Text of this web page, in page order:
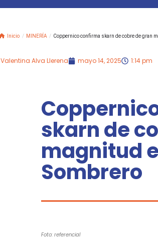
Inicio / MINERÍA / Coppernico confirma skarn de cobre de gran
Valentina Alva Llerena mayo 14, 2025 1:14 pm
skarn de
magnitud
Sombrero
Foto: referencial